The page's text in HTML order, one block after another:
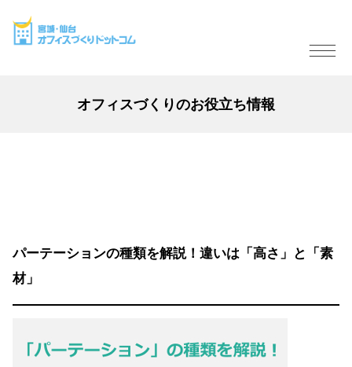
オフィスづくりのお役立ち情報
パーテーションの種類を解説！違いは「高さ」と「素
材」